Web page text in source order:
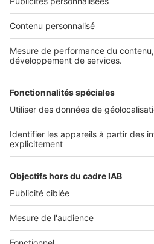
Nos solutions pro
Actualités pro
Nous contacter
Connexion à My SeLoger Pro
Espace Presse